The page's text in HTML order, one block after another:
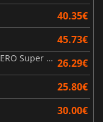
40.35€
45.73€
DRAGON BALL Sparking! ZERO Super Limit Breaking NEO 26.29€
25.80€
30.00€